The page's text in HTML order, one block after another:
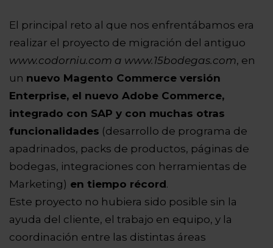
El principal reto al que nos enfrentábamos era
realizar el proyecto de migración del antiguo
www.codorniu.com a www.15bodegas.com, en
un nuevo Magento Commerce versión
Enterprise, el nuevo Adobe Commerce,
integrado con SAP y con muchas otras
funcionalidades (desarrollo de programa de
apadrinados, packs de productos, páginas de
bodegas, integraciones con herramientas de
Marketing) en tiempo récord.
Este proyecto no hubiera sido posible sin la
ayuda del cliente, el trabajo en equipo, y la
coordinación entre las distintas áreas